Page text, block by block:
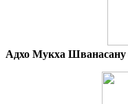
Адхо Мукха Шванасану